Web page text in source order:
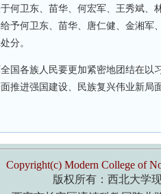
何卫东、苗华、何宏军、王秀斌
予何卫东、苗华、唐仁健、金湘
分。
各族人民要更加紧密地团结在以
推进强国建设、民族复兴伟业新局面
Copyright(c) Modern College of
版权所有：西北大学